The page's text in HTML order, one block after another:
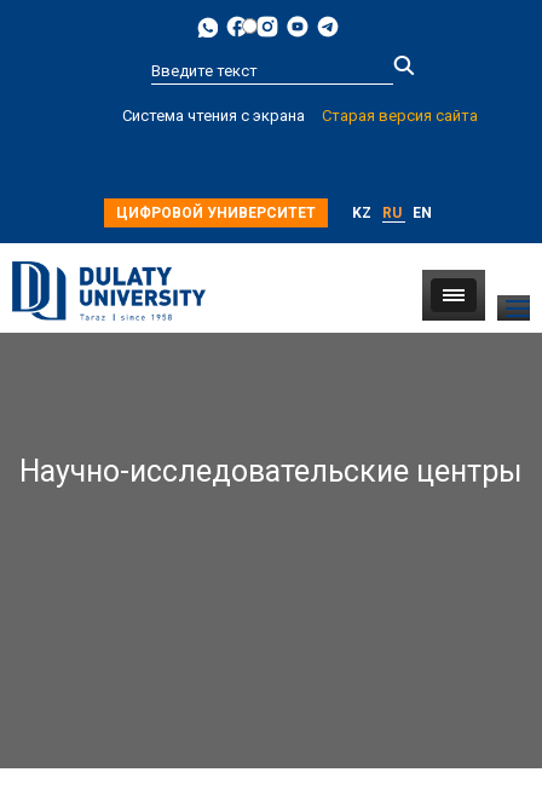
more
Система чтения с экрана Старая версия сайта
ЦИФРОВОЙ УНИВЕРСИТЕТ KZ RU EN
Научно-исследовательские центры